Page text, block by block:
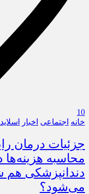
10
خانه اجتماعی اخبار
محاسبه
دندانپزشکی هم
می‌شود؟